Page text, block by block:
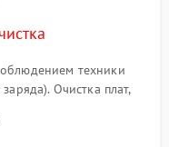
техники
Очистка плат,
и замыканий.